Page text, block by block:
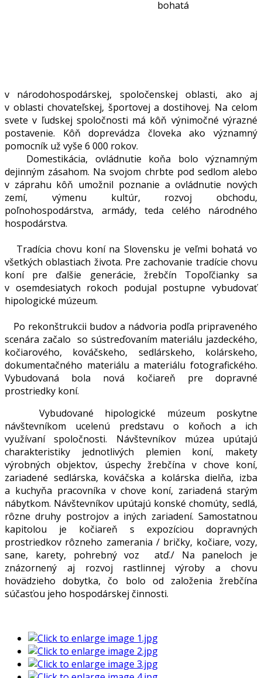
bohatá
v národohospodárskej, spoločenskej oblasti, ako aj
v oblasti chovateľskej, športovej a dostihovej. Na celom
svete v ľudskej spoločnosti má kôň výnimočné výrazné
postavenie. Kôň doprevádza človeka ako významný
pomocník už vyše 6 000 rokov.
Domestikácia, ovládnutie koňa bolo významným
dejinným zásahom. Na svojom chrbte pod sedlom alebo
v záprahu kôň umožnil poznanie a ovládnutie nových
zemí, výmenu kultúr, rozvoj obchodu,
poľnohospodárstva, armády, teda celého národného
hospodárstva.
Tradícia chovu koní na Slovensku je veľmi bohatá vo
všetkých oblastiach života. Pre zachovanie tradície chovu
koní pre ďalšie generácie, žrebčín Topoľčianky sa
v osemdesiatych rokoch podujal postupne vybudovať
hipologické múzeum.
Po rekonštrukcii budov a nádvoria podľa pripraveného
scenára začalo so sústreďovaním materiálu jazdeckého,
kočiarového, kováčskeho, sedlárskeho, kolárskeho,
dokumentačného materiálu a materiálu fotografického.
Vybudovaná bola nová kočiareň pre dopravné
prostriedky koní.
Vybudované hipologické múzeum poskytne
návštevníkom ucelenú predstavu o koňoch a ich
využívaní spoločnosti. Návštevníkov múzea upútajú
charakteristiky jednotlivých plemien koní, makety
výrobných objektov, úspechy žrebčína v chove koní,
zariadené sedlárska, kováčska a kolárska dielňa, izba
a kuchyňa pracovníka v chove koní, zariadená starým
nábytkom. Návštevníkov upútajú konské chomúty, sedlá,
rôzne druhy postrojov a iných zariadení. Samostatnou
kapitolou je kočiareň s expozíciou dopravných
prostriedkov rôzneho zamerania / bričky, kočiare, vozy,
sane, karety, pohrebný voz atď./ Na paneloch je
znázornený aj rozvoj rastlinnej výroby a chovu
hovädzieho dobytka, čo bolo od založenia žrebčína
súčasťou jeho hospodárskej činnosti.